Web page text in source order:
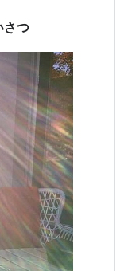
にする設定およ
さつ